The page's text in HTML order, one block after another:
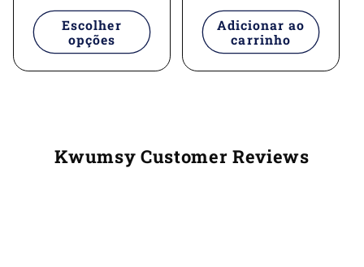
Escolher
opções
Adicionar ao
carrinho
Kwumsy Customer Reviews